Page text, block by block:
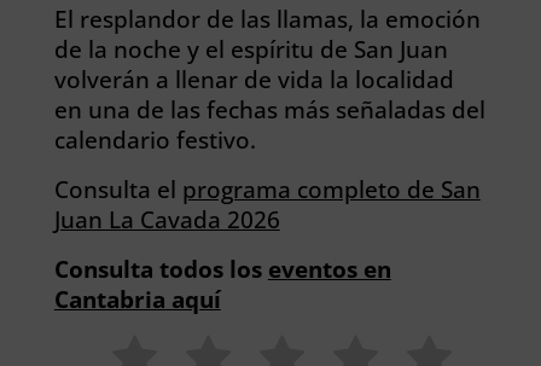
El resplandor de las llamas, la emoción
de la noche y el espíritu de San Juan
volverán a llenar de vida la localidad
en una de las fechas más señaladas del
calendario festivo.
Consulta el programa completo de San
Juan La Cavada 2026
Consulta todos los eventos en
Cantabria aquí